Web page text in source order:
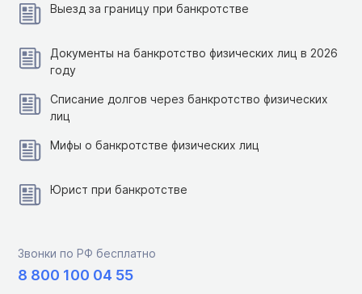
Выезд за границу при банкротстве
Документы на банкротство физических лиц в 2026
году
Списание долгов через банкротство физических
лиц
Мифы о банкротстве физических лиц
Юрист при банкротстве
Звонки по РФ бесплатно
8 800 100 04 55